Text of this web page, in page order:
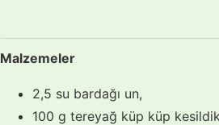
Malzemeler
2,5 su bardağı un,
100 g tereyağ küp küp